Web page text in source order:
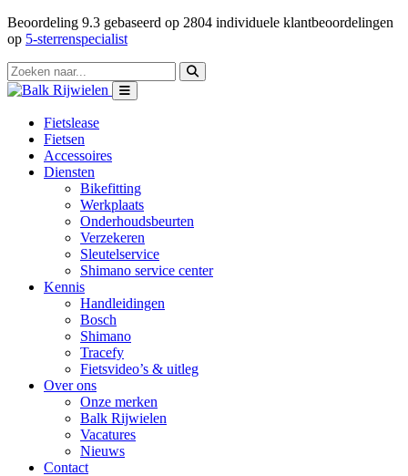
Beoordeling 9.3 gebaseerd op 2804 individuele klantbeoordelingen
op 5-sterrenspecialist
Fietslease
Fietsen
Accessoires
Diensten
Bikefitting
Werkplaats
Onderhoudsbeurten
Verzekeren
Sleutelservice
Shimano service center
Kennis
Handleidingen
Bosch
Shimano
Tracefy
Fietsvideo’s & uitleg
Over ons
Onze merken
Balk Rijwielen
Vacatures
Nieuws
Contact